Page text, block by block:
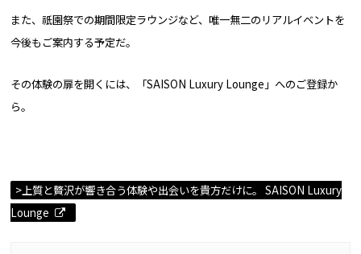
また、祇園祭での期間限定ラウンジなど、唯一無二のリアルイベントを
今後もご案内する予定だ。
その体験の扉を開くには、「SAISON Luxury Lounge」へのご登録か
ら。
>上質と贅沢が響き合う体験や出会いを貴方だけに。 SAISON Luxury
Lounge